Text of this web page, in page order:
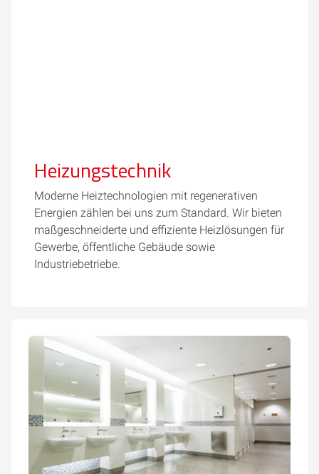
Heizungstechnik
Moderne Heiztechnologien mit regenerativen
Energien zählen bei uns zum Standard. Wir bieten
maßgeschneiderte und effiziente Heizlösungen für
Gewerbe, öffentliche Gebäude sowie
Industriebetriebe.